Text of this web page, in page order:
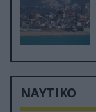
ΝΑΥΤΙΚΟ